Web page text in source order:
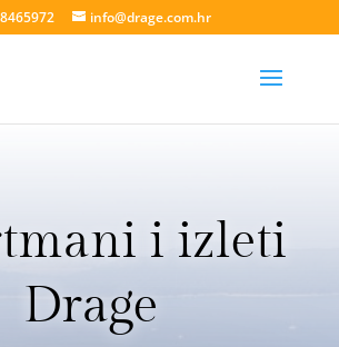
info@drage.com.hr
i izleti
Drage